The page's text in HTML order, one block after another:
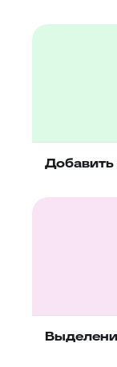
Добавить